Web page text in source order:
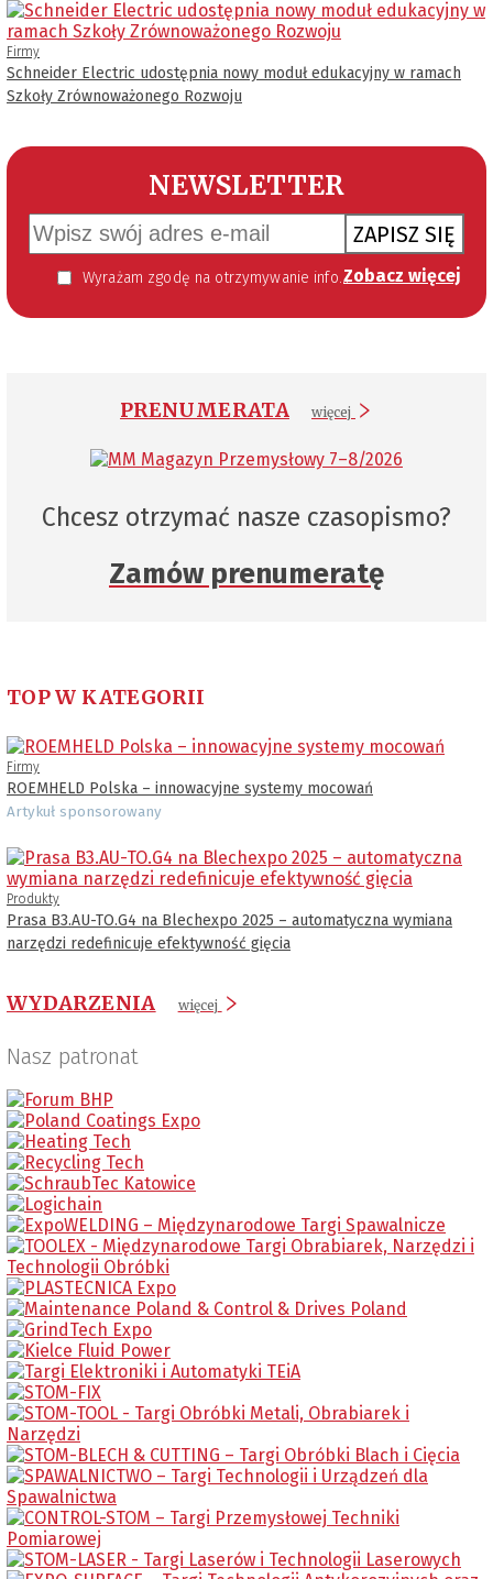
Firmy
Schneider Electric udostępnia nowy moduł edukacyjny w ramach
Szkoły Zrównoważonego Rozwoju
NEWSLETTER
ZAPISZ SIĘ
Wyrażam zgodę na otrzymywanie informacji handlowej kierowanej do mnie za pomocą środków komunikacji elektronicznej w szczególności poczty elektronicznej zgodnie z przepisem art. 10 ust 2 ustawy z dnia 18 lipca 2002 roku o świadczeniu usług drogą elektroniczną (Dz. U. 144 z 2002 r. poz. 1204). Zgoda jest dobrowolna, jednak jej wyrażenie jest konieczne, aby otrzymywać newsletter. Zobacz więcej
PRENUMERATA więcej
Chcesz otrzymać nasze czasopismo?
Zamów prenumeratę
TOP W KATEGORII
Firmy
ROEMHELD Polska – innowacyjne systemy mocowań
Artykuł sponsorowany
Produkty
Prasa B3.AU-TO.G4 na Blechexpo 2025 – automatyczna wymiana
narzędzi redefinicuje efektywność gięcia
WYDARZENIA więcej
Nasz patronat